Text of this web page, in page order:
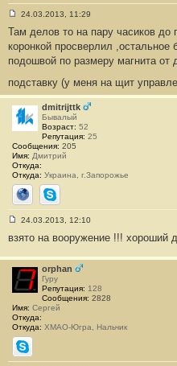
о
б
щ
н
и
е
#
1
24.03.2013, 11:29
Там делов то на пару часиков до
коронкой просверлил ,остальное
подошвой по размеру магнита от
подставку (у меня на щит
dmitrijttk
Бывалый
Возраст: 52
Репутация: 25
Сообщения: 205
Имя: Дмитрий
Откуда:
Откуда: Украина, г.Запорожье
СайтSkype
о
б
щ
е
н
и
е
#
1
24.03.2013, 12:10
взято на вооружение !!! хороший
orphan
Гуру
Репутация: 128
Сообщения: 2828
Имя: Сергей
Откуда:
Откуда: ХМАО-Югра, Нальчик
Skype